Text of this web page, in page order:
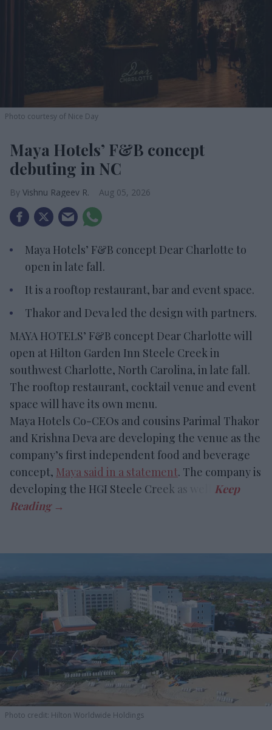
Photo courtesy of Nice Day
Maya Hotels’ F&B concept
debuting in NC
Vishnu Rageev R. Aug 05, 2026
Maya Hotels’ F&B concept Dear Charlotte to
open in late fall.
It is a rooftop restaurant, bar and event space.
Thakor and Deva led the design with partners.
MAYA HOTELS’ F&B concept Dear Charlotte will
open at Hilton Garden Inn Steele Creek in
southwest Charlotte, North Carolina, in late fall.
The rooftop restaurant, cocktail venue and event
space will have its own menu.
Maya Hotels Co-CEOs and cousins Parimal Thakor
and Krishna Deva are developing the venue as the
company’s first independent food and beverage
concept, Maya said in a statement. The company is
developing the HGI Steele Creek as well.
Photo credit: Hilton Worldwide Holdings